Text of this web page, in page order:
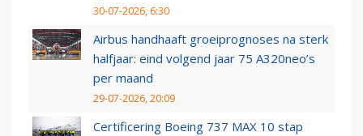
30-07-2026, 6:30
Airbus handhaaft groeiprognoses na sterk
halfjaar: eind volgend jaar 75 A320neo’s
per maand
29-07-2026, 20:09
Certificering Boeing 737 MAX 10 stap